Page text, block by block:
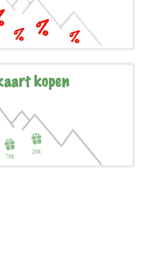
kopen